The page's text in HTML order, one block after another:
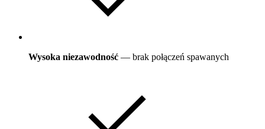
Wysoka niezawodność — brak połączeń spawanych